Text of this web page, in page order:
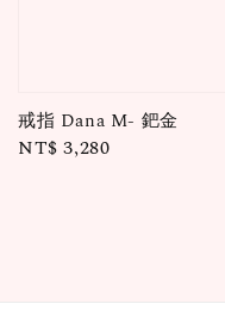
戒指 Dana M- 鈀金
Regular
NT$ 3,280